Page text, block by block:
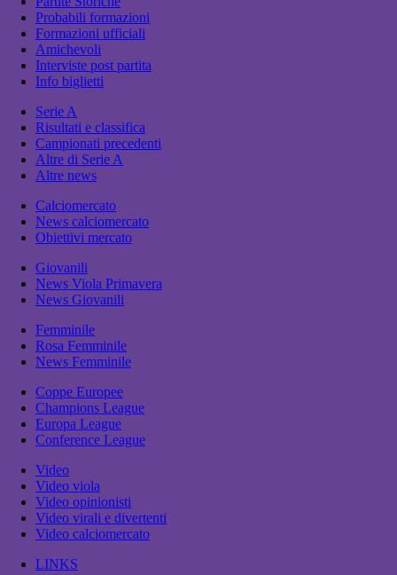
Probabili formazioni
Formazioni ufficiali
Amichevoli
Interviste post partita
Info biglietti
Serie A
Risultati e classifica
Campionati precedenti
Altre di Serie A
Altre news
Calciomercato
News calciomercato
Obiettivi mercato
Giovanili
News Viola Primavera
News Giovanili
Femminile
Rosa Femminile
News Femminile
Coppe Europee
Champions League
Europa League
Conference League
Video
Video viola
Video opinionisti
Video virali e divertenti
Video calciomercato
LINKS